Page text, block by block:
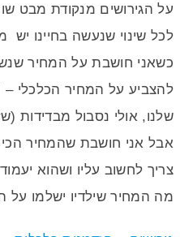
על הגירושים מנקודת מבט
לכל שינוי שנעשה בחיינו
כשאני חושבת על המחיר
להצביע על המחיר הכלכלי
שלנו, אולי נסבול מבדידות
אבל אני חושבת שהמחיר
צריך לחשוב עליו ושהוא
מה המחיר שילדיו ישלמו על